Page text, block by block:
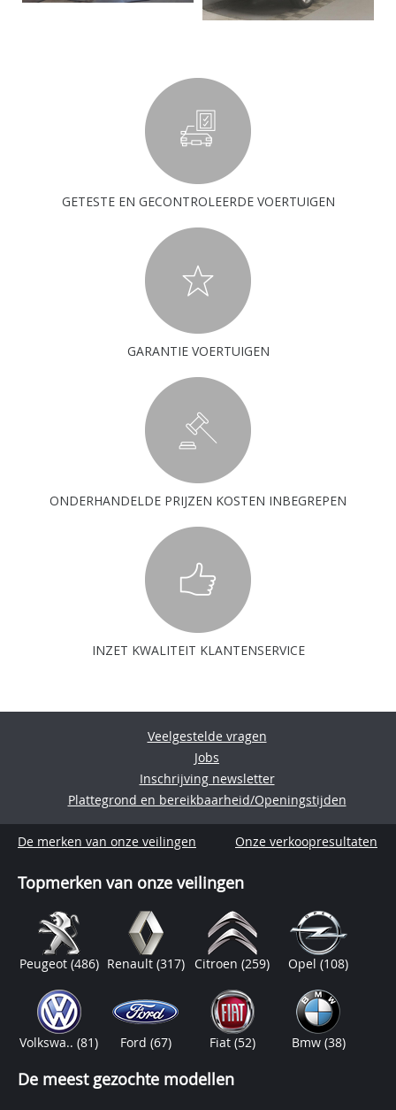
GETESTE EN GECONTROLEERDE VOERTUIGEN
GARANTIE VOERTUIGEN
ONDERHANDELDE PRIJZEN KOSTEN INBEGREPEN
INZET KWALITEIT KLANTENSERVICE
Veelgestelde vragen
Jobs
Inschrijving newsletter
Plattegrond en bereikbaarheid/Openingstijden
De merken van onze veilingen Onze verkoopresultaten
Topmerken van onze veilingen
Peugeot (486) Renault (317) Citroen(259) Opel(108)
Volkswa..(81) Ford (67) Fiat (52) Bmw (38)
De meest gezochte modellen